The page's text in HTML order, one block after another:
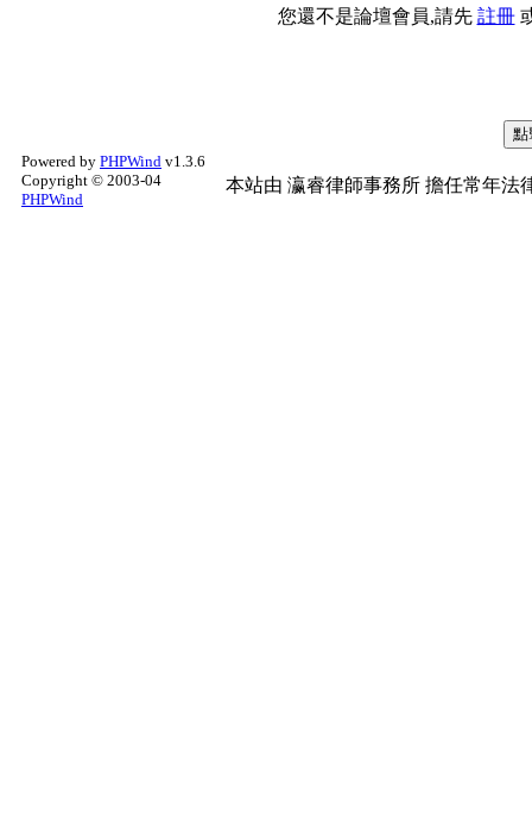
您還不是論壇會員,請先 註冊
Powered by PHPWind v1.3.6
Copyright © 2003-04
PHPWind
本站由 瀛睿律師事務所 擔任常年法